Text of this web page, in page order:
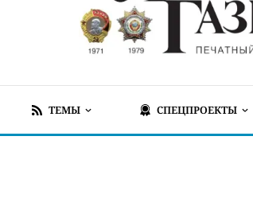
ТЕМЫ СПЕЦПРОЕКТЫ